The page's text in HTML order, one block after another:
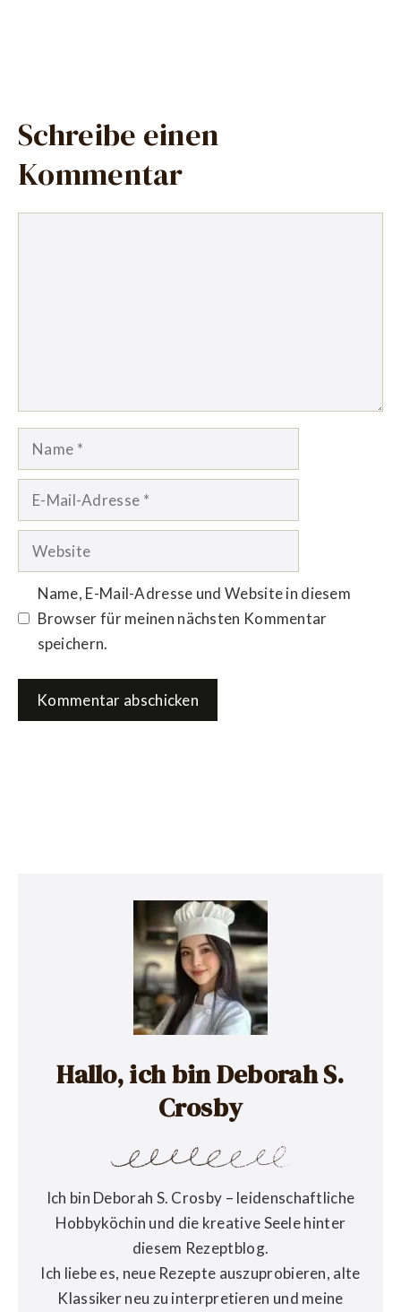
Schreibe einen
Kommentar
Name
Website
Name, E-Mail-Adresse und Website in diesem
Browser für meinen nächsten Kommentar
speichern.
Hallo, ich bin Deborah S.
Crosby
Ich bin Deborah S. Crosby – leidenschaftliche
Hobbyköchin und die kreative Seele hinter
diesem Rezeptblog.
Ich liebe es, neue Rezepte auszuprobieren, alte
Klassiker neu zu interpretieren und meine